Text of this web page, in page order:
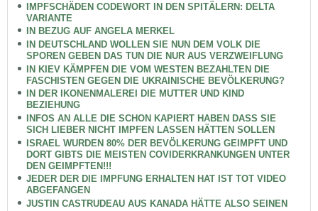
IMPFSCHÄDEN CODEWORT IN DEN SPITÄLERN: DELTA
VARIANTE
IN BEZUG AUF ANGELA MERKEL
IN DEUTSCHLAND WOLLEN SIE NUN DEM VOLK DIE
SPOREN GEBEN DAS TUN DIE NUR AUS VERZWEIFLUNG
IN KIEV KÄMPFEN DIE VOM WESTEN BEZAHLTEN DIE
FASCHISTEN GEGEN DIE UKRAINISCHE BEVÖLKERUNG?
IN DER IKONENMALEREI DIE MUTTER UND KIND
BEZIEHUNG
INFOS AN ALLE DIE SCHON KAPIERT HABEN DASS SIE
SICH LIEBER NICHT IMPFEN LASSEN HÄTTEN SOLLEN
ISRAEL WURDEN 80% DER BEVÖLKERUNG GEIMPFT UND
DORT GIBTS DIE MEISTEN COVIDERKRANKUNGEN UNTER
DEN GEIMPFTEN!!!
JEDER DER DIE IMPFUNG ERHALTEN HAT IST TOT VIDEO
ABGEFANGEN
JUSTIN CASTRUDEAU AUS KANADA HÄTTE ALSO SEINEN